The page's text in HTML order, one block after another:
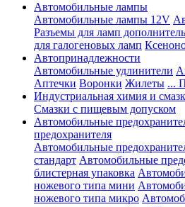
Автомобильные лампы
Автомобильные лампы 12V
Разъемы для ламп
для галогеновых ламп
Автопринадлежности
Автомобильные удлинители
Аптечки Воронки Жилеты ...
Индустриальная химия и
Смазки с пищевым допуском
Автомобильные
предохранителя
Автомобильные
стандарт Автомобильные
блистерная упаковка
ножевого типа мини
ножевого типа микро